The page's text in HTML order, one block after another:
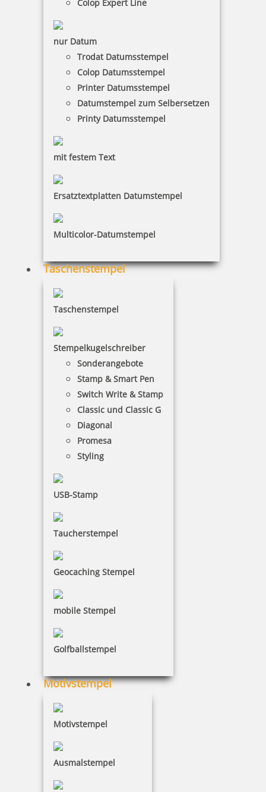
Colop Expert Line
nur Datum
Trodat Datumsstempel
Colop Datumsstempel
Printer Datumsstempel
Datumstempel zum Selbersetzen
Printy Datumsstempel
mit festem Text
Ersatztextplatten Datumstempel
Multicolor-Datumstempel
Taschenstempel
Taschenstempel
Stempelkugelschreiber
Sonderangebote
Stamp & Smart Pen
Switch Write & Stamp
Classic und Classic G
Diagonal
Promesa
Styling
USB-Stamp
Taucherstempel
Geocaching Stempel
mobile Stempel
Golfballstempel
Motivstempel
Motivstempel
Ausmalstempel